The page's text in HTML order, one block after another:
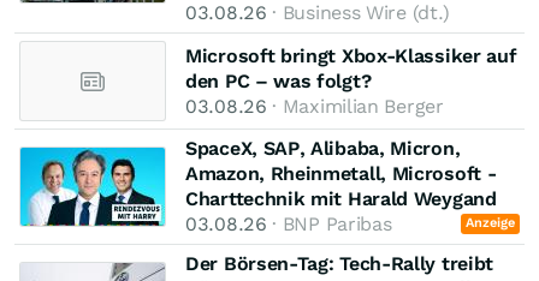
03.08.26 · Business Wire (dt.)
Microsoft bringt Xbox-Klassiker auf
den PC – was folgt?
03.08.26 · Maximilian Berger
SpaceX, SAP, Alibaba, Micron,
Amazon, Rheinmetall, Microsoft -
Charttechnik mit Harald Weygand
03.08.26 · BNP Paribas Anzeige
Der Börsen-Tag: Tech-Rally treibt